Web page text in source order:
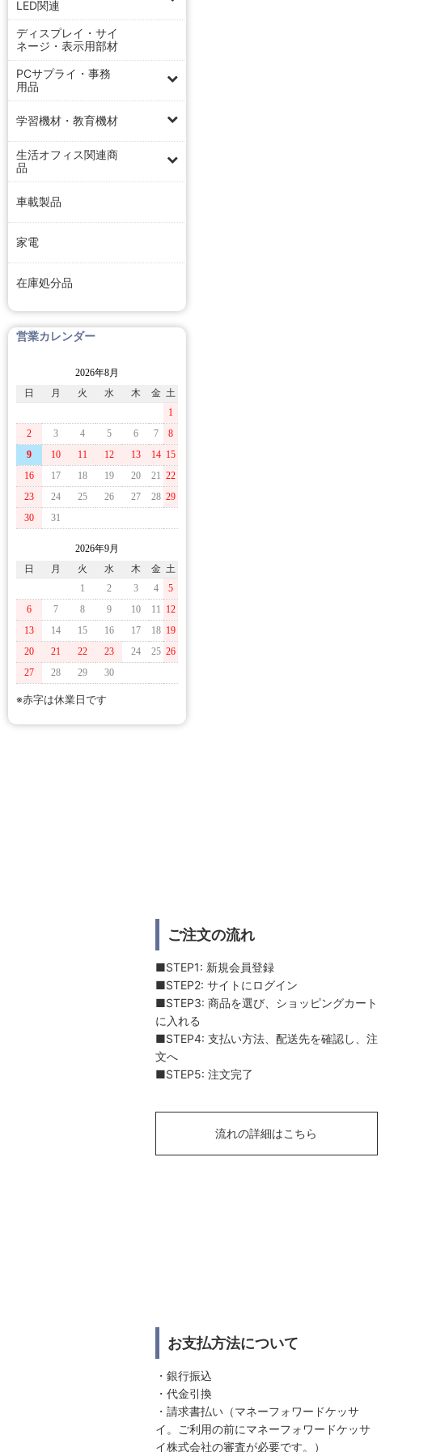
LED関連
ディスプレイ・サイ
ネージ・表示用部材
PCサプライ・事務
用品
学習機材・教育機材
生活オフィス関連商
品
車載製品
家電
在庫処分品
営業カレンダー
2026年8月
日
月 火 水 木 金 土
1
2
3 4 5 6 7
8
9
10 11 12 13 14 15
16
17 18 19 20 21 22
23
24 25 26 27 28 29
30
31
2026年9月
日
月 火 水 木 金 土
1
2 3 4
5
6
7 8 9 10 11 12
13
14 15 16 17 18 19
20
21 22 23 24 25 26
27
28 29 30
※赤字は休業日です
ご注文の流れ
■STEP1: 新規会員登録
■STEP2: サイトにログイン
■STEP3: 商品を選び、ショッピングカート
に入れる
■STEP4: 支払い方法、配送先を確認し、注
文へ
■STEP5: 注文完了
流れの詳細はこちら
お支払方法について
・銀行振込
・代金引換
・請求書払い（マネーフォワードケッサ
イ。ご利用の前にマネーフォワードケッサ
イ株式会社の審査が必要です。）